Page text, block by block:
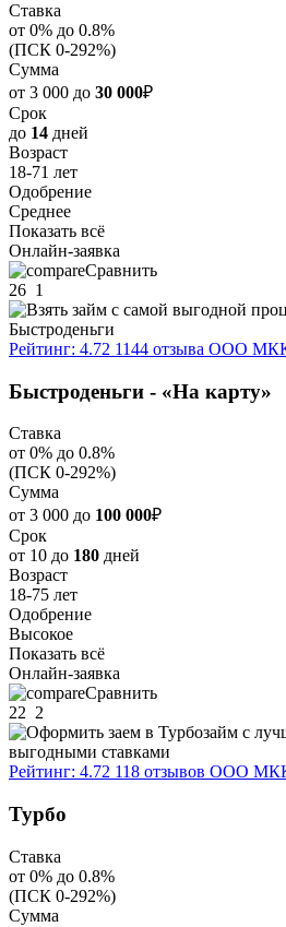
Ставка
от 0% до 0.8%
(ПСК 0-292%)
Сумма
от 3 000 до 30 000₽
Срок
до 14 дней
Возраст
18-71 лет
Одобрение
Среднее
Показать всё
Онлайн-заявка
Сравнить
26 1
Рейтинг: 4.72 1144 отзыва ООО
Быстроденьги - «На карту»
Ставка
от 0% до 0.8%
(ПСК 0-292%)
Сумма
от 3 000 до 100 000₽
Срок
от 10 до 180 дней
Возраст
18-75 лет
Одобрение
Высокое
Показать всё
Онлайн-заявка
Сравнить
22 2
Рейтинг: 4.72 118 отзывов ООО МКК
Турбо
Ставка
от 0% до 0.8%
(ПСК 0-292%)
Сумма